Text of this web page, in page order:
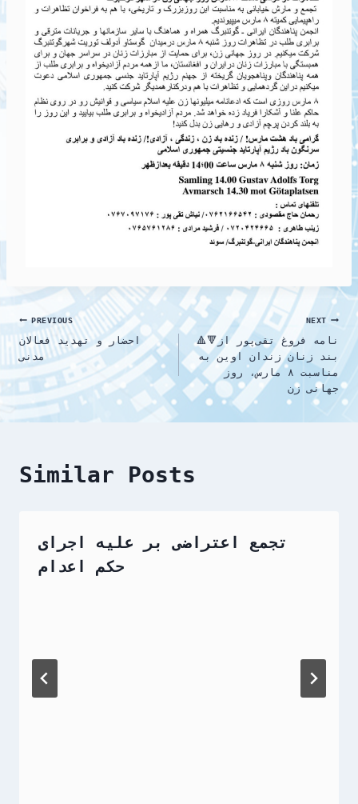
Post
navigation
PREVIOUS
احضار و تهدید فعالان
مدنی
NEXT
🔺🔻نامه فروغ تقی‌پور از
بند زنان زندان اوین به
مناسبت ۸ مارس، روز
جهانی زن
Similar Posts
تجمع اعتراضی بر علیه اجرای
حکم اعدام